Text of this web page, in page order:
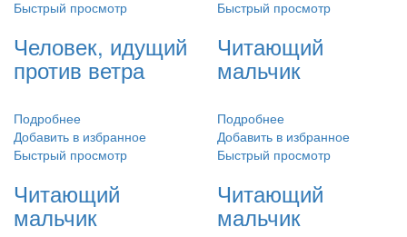
Быстрый просмотр
Человек, идущий
против ветра
Быстрый просмотр
Читающий
мальчик
Подробнее
Добавить в избранное
Быстрый просмотр
Читающий
мальчик
Подробнее
Добавить в избранное
Быстрый просмотр
Читающий
мальчик